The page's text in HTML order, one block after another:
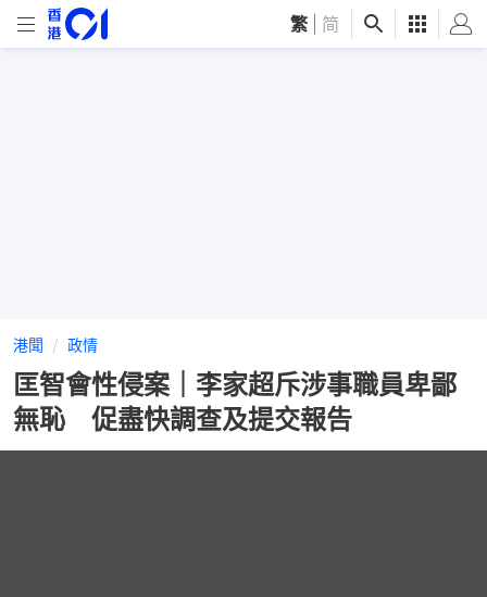
繁 简
港聞 政情
匡智會性侵案｜李家超斥涉事職員卑鄙
無恥 促盡快調查及提交報告